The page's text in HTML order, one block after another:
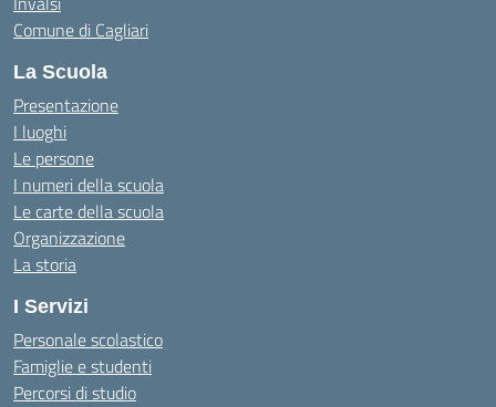
Comune di Cagliari
La Scuola
Presentazione
I luoghi
Le persone
I numeri della scuola
Le carte della scuola
Organizzazione
La storia
I Servizi
Personale scolastico
Famiglie e studenti
Percorsi di studio